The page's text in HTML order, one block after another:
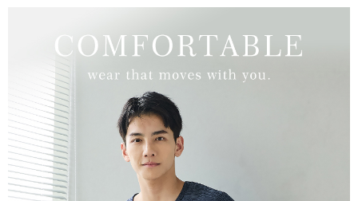
３．未成年的使用者請事先徵得法定代理人或監護人之同意方可使用
「AFTEE先享後付」，若未經同意申辦者引起之損失，本公司不負相關責
４．使用「AFTEE先享後付」時，將依據個別帳號之用戶狀況，依本公司即
時審查核予不同之上限額度；若仍有額度不足之情形，本公司將視審查結果
請求用戶進行身份認證。
５．嚴禁一人註冊多個帳號或使用他人資訊註冊。若發現惡意使用之情形，
恩沛科技股份有限公司將有權停止該用戶之使用額度並採取法律行動。
每筆NT$80，滿NT$799(含以上)免運費
付款後7-11取貨
每筆NT$80，滿NT$799(含以上)免運費
7-11取貨(快速到店)
每筆NT$90
宅配/離島不配送
每筆NT$80，滿NT$890(含以上)免運費